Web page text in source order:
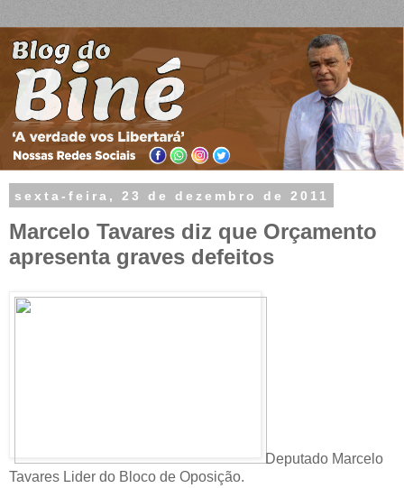
sexta-feira, 23 de dezembro de 2011
Marcelo Tavares diz que Orçamento
apresenta graves defeitos
Deputado Marcelo
Tavares Lider do Bloco de Oposição.